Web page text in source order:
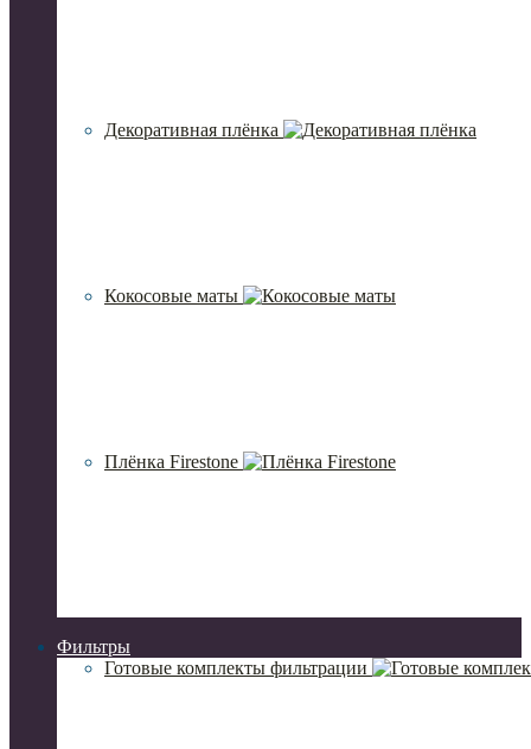
Декоративная плёнка
Кокосовые маты
Плёнка Firestone
Фильтры
Готовые комплекты фильтрации